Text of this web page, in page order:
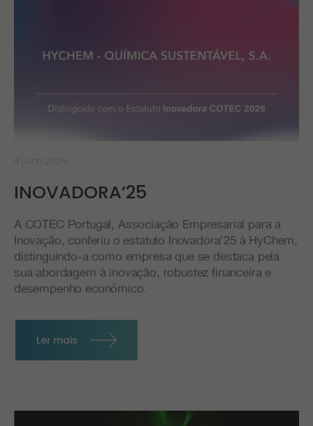
INOVADORA’25
A COTEC Portugal, Associação Empresarial para a
Inovação, conferiu o estatuto Inovadora’25 à HyChem,
distinguindo-a como empresa que se destaca pela
sua abordagem à inovação, robustez financeira e
desempenho económico.
Ler mais